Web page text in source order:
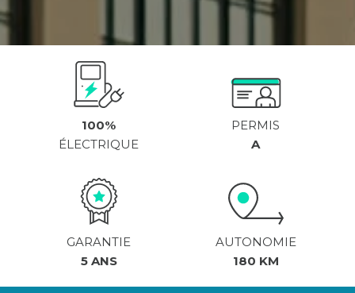
100%
ÉLECTRIQUE
PERMIS
A
GARANTIE
5 ANS
AUTONOMIE
180 KM